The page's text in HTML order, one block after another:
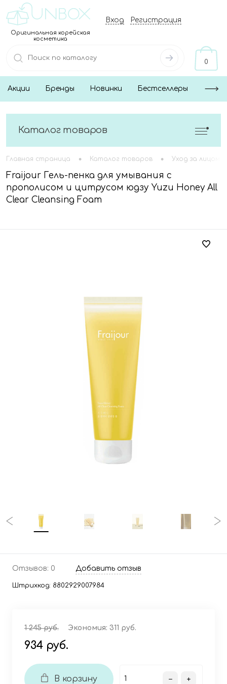
Оригинальная корейская
косметика
Вход Регистрация
0
Акции Бренды Новинки Бестселлеры
Каталог товаров
Главная страница • Каталог товаров • Уход за лицом
Fraijour Гель-пенка для умывания с
прополисом и цитрусом юдзу Yuzu Honey All
Clear Cleansing Foam
Отзывов: 0 Добавить отзыв
Штрихкод: 8802929007984
1 245 руб. Экономия: 311 руб.
934 руб.
В корзину